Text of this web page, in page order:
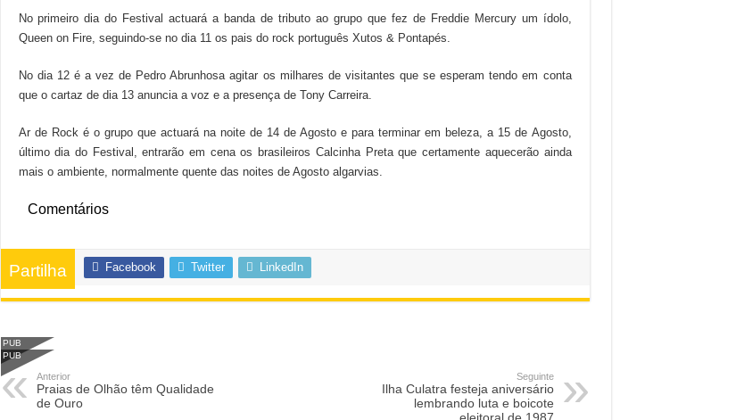
No primeiro dia do Festival actuará a banda de tributo ao grupo que fez de Freddie Mercury um ídolo,
Queen on Fire, seguindo-se no dia 11 os pais do rock português Xutos & Pontapés.
No dia 12 é a vez de Pedro Abrunhosa agitar os milhares de visitantes que se esperam tendo em conta
que o cartaz de dia 13 anuncia a voz e a presença de Tony Carreira.
Ar de Rock é o grupo que actuará na noite de 14 de Agosto e para terminar em beleza, a 15 de Agosto,
último dia do Festival, entrarão em cena os brasileiros Calcinha Preta que certamente aquecerão ainda
mais o ambiente, normalmente quente das noites de Agosto algarvias.
Comentários
Partilha Facebook Twitter LinkedIn
PUB
PUB
Anterior
Praias de Olhão têm Qualidade
de Ouro
Seguinte
Ilha Culatra festeja aniversário
lembrando luta e boicote